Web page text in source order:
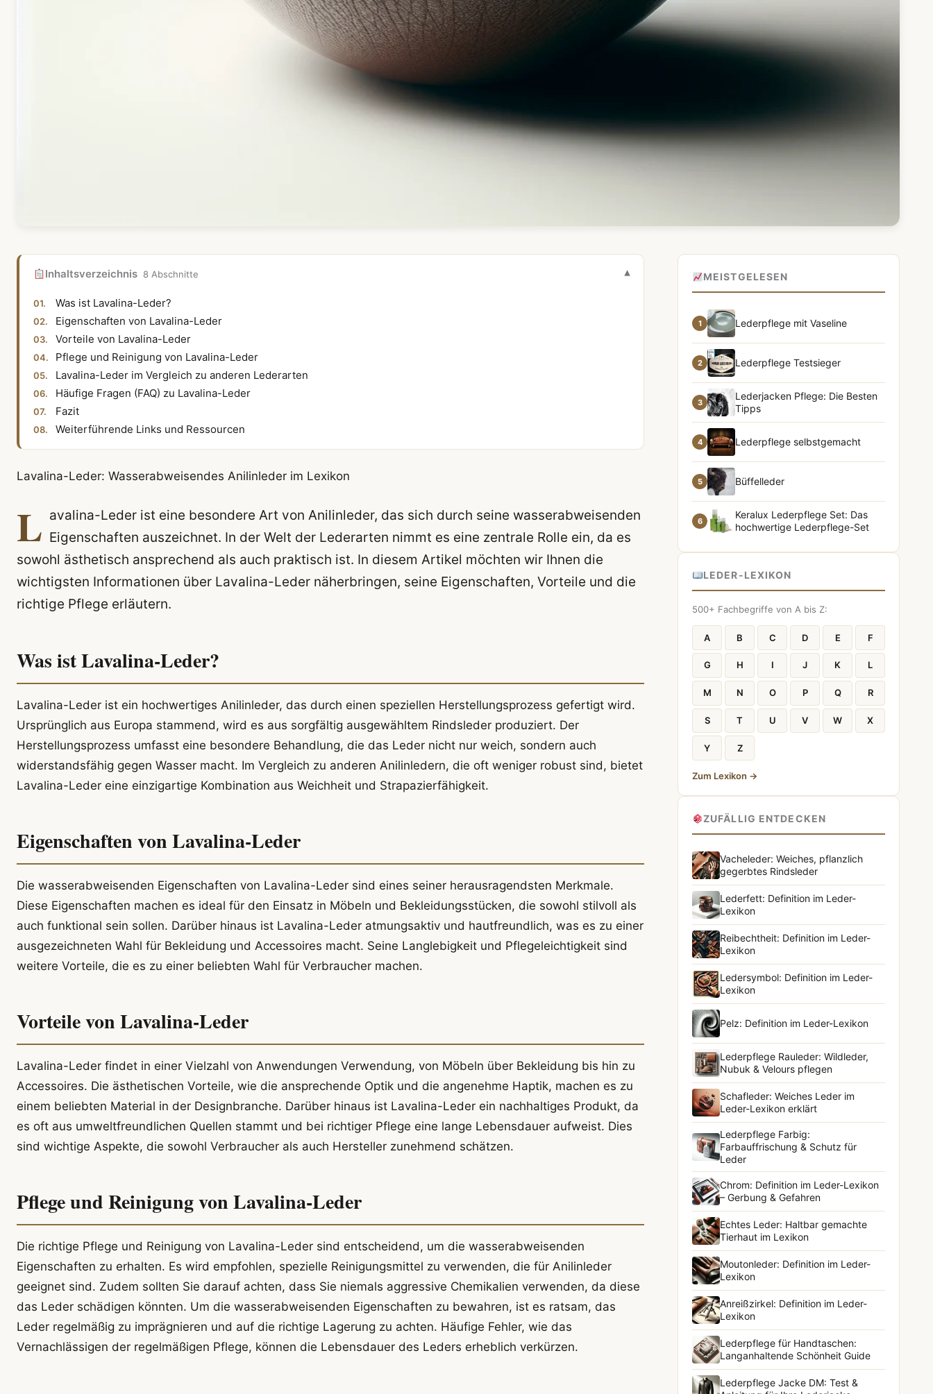
Inhaltsverzeichnis 8 Abschnitte
Was ist Lavalina-Leder?
Eigenschaften von Lavalina-Leder
Vorteile von Lavalina-Leder
Pflege und Reinigung von Lavalina-Leder
Lavalina-Leder im Vergleich zu anderen Lederarten
Häufige Fragen (FAQ) zu Lavalina-Leder
Fazit
Weiterführende Links und Ressourcen
Lavalina-Leder: Wasserabweisendes Anilinleder im Lexikon
L avalina-Leder ist eine besondere Art von Anilinleder, das sich durch seine wasserabweisenden
Eigenschaften auszeichnet. In der Welt der Lederarten nimmt es eine zentrale Rolle ein, da es
sowohl ästhetisch ansprechend als auch praktisch ist. In diesem Artikel möchten wir Ihnen die
wichtigsten Informationen über Lavalina-Leder näherbringen, seine Eigenschaften, Vorteile und die
richtige Pflege erläutern.
Was ist Lavalina-Leder?
Lavalina-Leder ist ein hochwertiges Anilinleder, das durch einen speziellen Herstellungsprozess gefertigt wird.
Ursprünglich aus Europa stammend, wird es aus sorgfältig ausgewähltem Rindsleder produziert. Der
Herstellungsprozess umfasst eine besondere Behandlung, die das Leder nicht nur weich, sondern auch
widerstandsfähig gegen Wasser macht. Im Vergleich zu anderen Anilinledern, die oft weniger robust sind, bietet
Lavalina-Leder eine einzigartige Kombination aus Weichheit und Strapazierfähigkeit.
Eigenschaften von Lavalina-Leder
Die wasserabweisenden Eigenschaften von Lavalina-Leder sind eines seiner herausragendsten Merkmale.
Diese Eigenschaften machen es ideal für den Einsatz in Möbeln und Bekleidungsstücken, die sowohl stilvoll als
auch funktional sein sollen. Darüber hinaus ist Lavalina-Leder atmungsaktiv und hautfreundlich, was es zu einer
ausgezeichneten Wahl für Bekleidung und Accessoires macht. Seine Langlebigkeit und Pflegeleichtigkeit sind
weitere Vorteile, die es zu einer beliebten Wahl für Verbraucher machen.
Vorteile von Lavalina-Leder
Lavalina-Leder findet in einer Vielzahl von Anwendungen Verwendung, von Möbeln über Bekleidung bis hin zu
Accessoires. Die ästhetischen Vorteile, wie die ansprechende Optik und die angenehme Haptik, machen es zu
einem beliebten Material in der Designbranche. Darüber hinaus ist Lavalina-Leder ein nachhaltiges Produkt, da
es oft aus umweltfreundlichen Quellen stammt und bei richtiger Pflege eine lange Lebensdauer aufweist. Dies
sind wichtige Aspekte, die sowohl Verbraucher als auch Hersteller zunehmend schätzen.
Pflege und Reinigung von Lavalina-Leder
Die richtige Pflege und Reinigung von Lavalina-Leder sind entscheidend, um die wasserabweisenden
Eigenschaften zu erhalten. Es wird empfohlen, spezielle Reinigungsmittel zu verwenden, die für Anilinleder
geeignet sind. Zudem sollten Sie darauf achten, dass Sie niemals aggressive Chemikalien verwenden, da diese
das Leder schädigen könnten. Um die wasserabweisenden Eigenschaften zu bewahren, ist es ratsam, das
Leder regelmäßig zu imprägnieren und auf die richtige Lagerung zu achten. Häufige Fehler, wie das
Vernachlässigen der regelmäßigen Pflege, können die Lebensdauer des Leders erheblich verkürzen.
MEISTGELESEN
1 Lederpflege mit Vaseline
2 Lederpflege Testsieger
3
Lederjacken Pflege: Die Besten
Tipps
4 Lederpflege selbstgemacht
5 Büffelleder
6
Keralux Lederpflege Set: Das
hochwertige Lederpflege-Set
LEDER-LEXIKON
500+ Fachbegriffe von A bis Z:
A B C D E F
G H I J K L
M N O P Q R
S T U V W X
Y Z
Zum Lexikon →
ZUFÄLLIG ENTDECKEN
Vacheleder: Weiches, pflanzlich
gegerbtes Rindsleder
Lederfett: Definition im Leder-
Lexikon
Reibechtheit: Definition im Leder-
Lexikon
Ledersymbol: Definition im Leder-
Lexikon
Pelz: Definition im Leder-Lexikon
Lederpflege Rauleder: Wildleder,
Nubuk & Velours pflegen
Schafleder: Weiches Leder im
Leder-Lexikon erklärt
Lederpflege Farbig:
Farbauffrischung & Schutz für
Leder
Chrom: Definition im Leder-Lexikon
– Gerbung & Gefahren
Echtes Leder: Haltbar gemachte
Tierhaut im Lexikon
Moutonleder: Definition im Leder-
Lexikon
Anreißzirkel: Definition im Leder-
Lexikon
Lederpflege für Handtaschen:
Langanhaltende Schönheit Guide
Lederpflege Jacke DM: Test &